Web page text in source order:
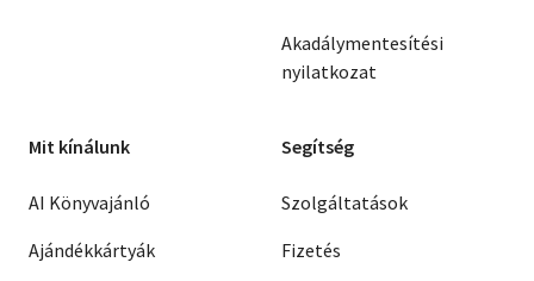
Akadálymentesítési
nyilatkozat
Mit kínálunk
AI Könyvajánló
Ajándékkártyák
Segítség
Szolgáltatások
Fizetés